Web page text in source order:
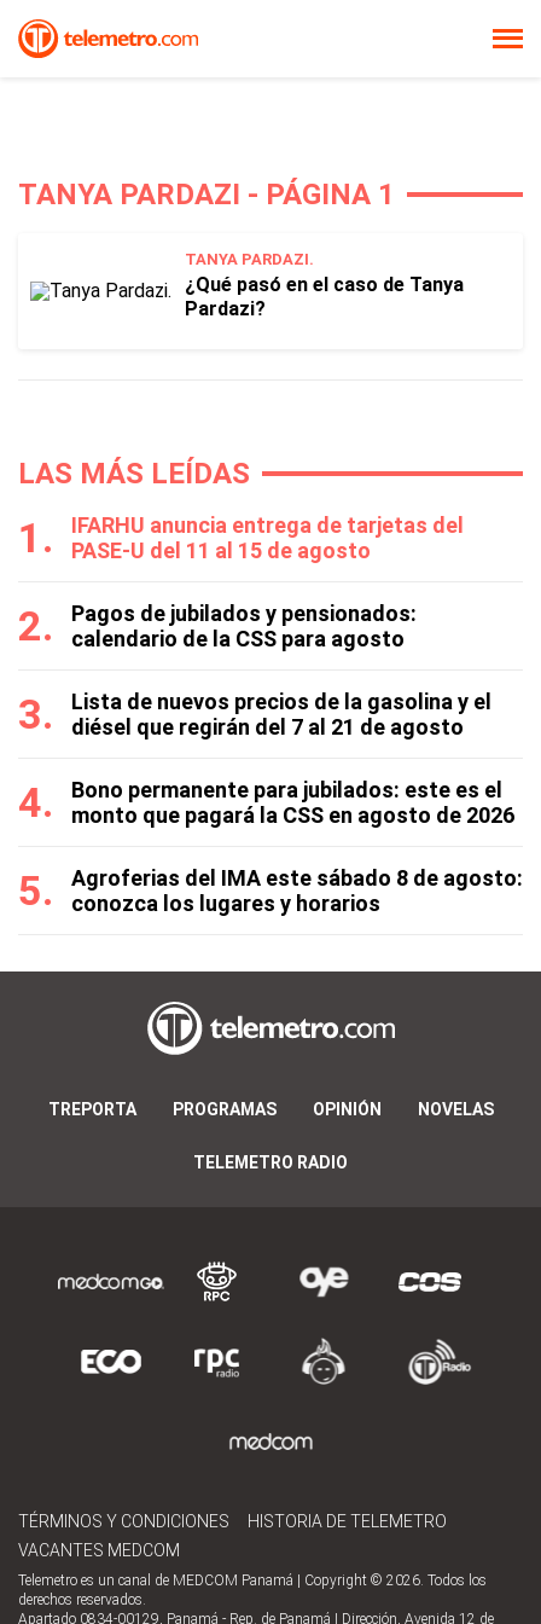
TANYA PARDAZI - PÁGINA 1
TANYA PARDAZI.
¿Qué pasó en el caso de Tanya
Pardazi?
LAS MÁS LEÍDAS
IFARHU anuncia entrega de tarjetas del
PASE-U del 11 al 15 de agosto
Pagos de jubilados y pensionados:
calendario de la CSS para agosto
Lista de nuevos precios de la gasolina y el
diésel que regirán del 7 al 21 de agosto
Bono permanente para jubilados: este es el
monto que pagará la CSS en agosto de 2026
Agroferias del IMA este sábado 8 de agosto:
conozca los lugares y horarios
TREPORTA PROGRAMAS OPINIÓN NOVELAS
TELEMETRO RADIO
TÉRMINOS Y CONDICIONES
HISTORIA DE TELEMETRO
VACANTES MEDCOM
Telemetro es un canal de MEDCOM Panamá | Copyright © 2026. Todos los
derechos reservados.
Apartado 0834-00129, Panamá - Rep. de Panamá | Dirección, Avenida 12 de